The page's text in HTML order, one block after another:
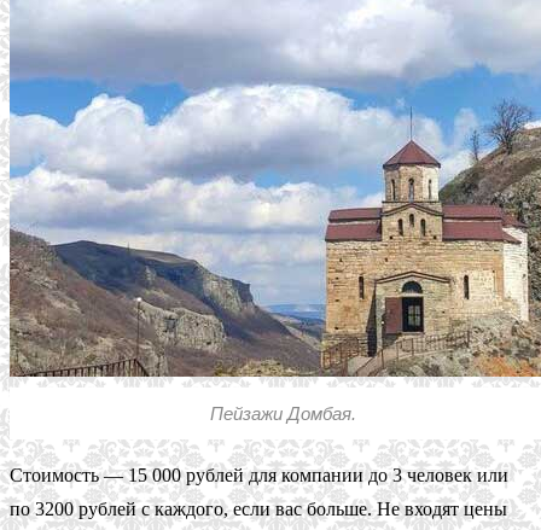
Пейзажи Домбая.
Стоимость — 15 000 рублей для компании до 3 человек или
по 3200 рублей с каждого, если вас больше. Не входят цены